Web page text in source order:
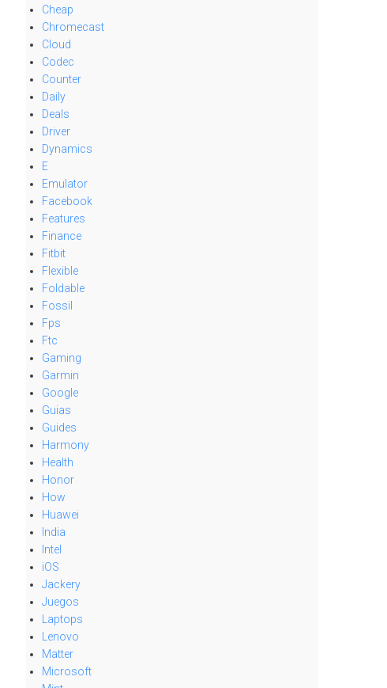
Cheap
Chromecast
Cloud
Codec
Counter
Daily
Deals
Driver
Dynamics
E
Emulator
Facebook
Features
Finance
Fitbit
Flexible
Foldable
Fossil
Fps
Ftc
Gaming
Garmin
Google
Guias
Guides
Harmony
Health
Honor
How
Huawei
India
Intel
iOS
Jackery
Juegos
Laptops
Lenovo
Matter
Microsoft